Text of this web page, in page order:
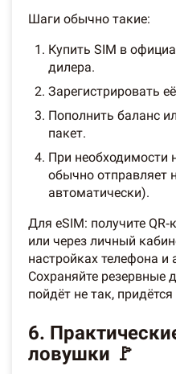
Шаги обычно такие:
Купить SIM в
дилера.
Зарегистрировать
Пополнить баланс
пакет.
При необходимости
обычно отправляет
автоматически).
Для eSIM: получите
или через личный
настройках телефона и
Сохраняйте резервные
пойдёт не так,
6.
ловушки 🚩